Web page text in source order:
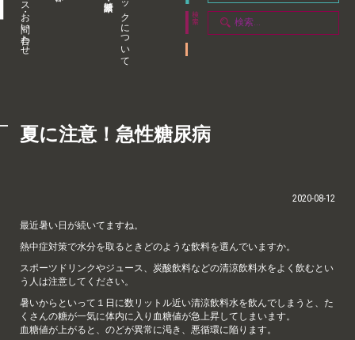
夏に注意！急性糖尿病
2020-08-12
最近暑い日が続いてますね。
熱中症対策で水分を取るときどのような飲料を選んでいますか。
スポーツドリンクやジュース、炭酸飲料などの清涼飲料水をよく飲むとい
う人は注意してください。
暑いからといって１日に数リットル近い清涼飲料水を飲んでしまうと、た
くさんの糖が一気に体内に入り血糖値が急上昇してしまいます。
血糖値が上がると、のどが異常に渇き、悪循環に陥ります。